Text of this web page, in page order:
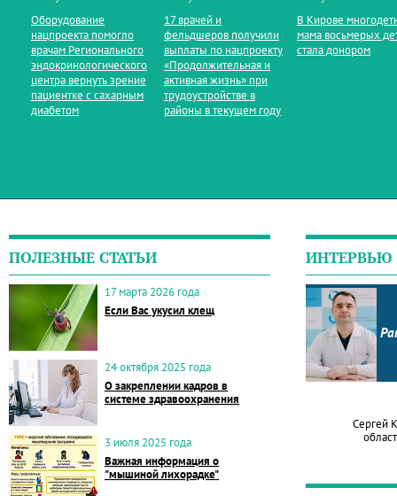
Оборудование
нацпроекта помогло
врачам Регионального
эндокринологического
центра вернуть зрение
пациентке с сахарным
диабетом
17 врачей и
фельдшеров получили
выплаты по нацпроекту
«Продолжительная и
активная жизнь» при
трудоустройстве в
районы в текущем году
В Кирове
мама восьмерых
стала донором
ПОЛЕЗНЫЕ СТАТЬИ
17 марта 2026 года
Если Вас укусил клещ
24 октября 2025 года
О закреплении кадров в
системе здравоохранения
3 июля 2025 года
Важная информация о
"мышиной лихорадке"
ИНТЕРВЬЮ
Сергей